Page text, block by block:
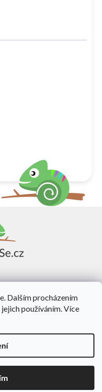
Dalším procházením
používáním. Více